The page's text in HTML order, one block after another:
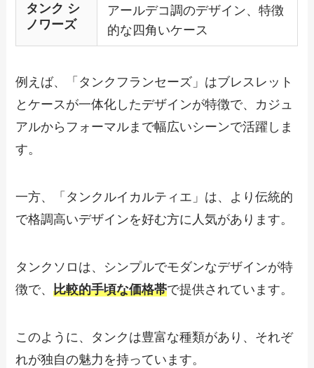
タンク シ
ノワーズ
アールデコ調のデザイン、特徴
的な四角いケース
例えば、「タンクフランセーズ」はブレスレット
とケースが一体化したデザインが特徴で、カジュ
アルからフォーマルまで幅広いシーンで活躍しま
す。
一方、「タンクルイカルティエ」は、より伝統的
で格調高いデザインを好む方に人気があります。
タンクソロは、シンプルでモダンなデザインが特
徴で、比較的手頃な価格帯で提供されています。
このように、タンクは豊富な種類があり、それぞ
れが独自の魅力を持っています。